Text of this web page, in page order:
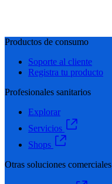
Productos de consumo
Soporte al cliente
Registra tu producto
Profesionales sanitarios
Explorar
Servicios
Shops
Otras soluciones comerciales